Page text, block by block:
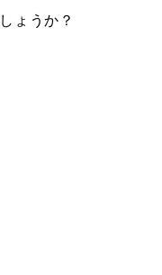
ょうか？